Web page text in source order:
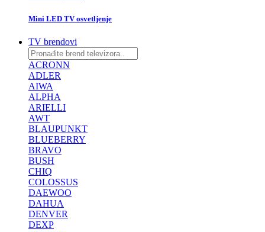
Mini LED TV osvetljenje
TV brendovi
ACRONN
ADLER
AIWA
ALPHA
ARIELLI
AWT
BLAUPUNKT
BLUEBERRY
BRAVO
BUSH
CHIQ
COLOSSUS
DAEWOO
DAHUA
DENVER
DEXP